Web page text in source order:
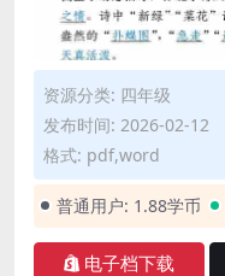
资源分类: 四年级
发布时间: 2026-02-12
格式: pdf,word
普通用户: 1.88学币
电子档下载